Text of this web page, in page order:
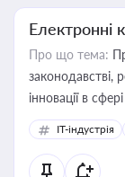
Електронні
Про що тема:
законодавстві,
інновації в
IT-індустрія